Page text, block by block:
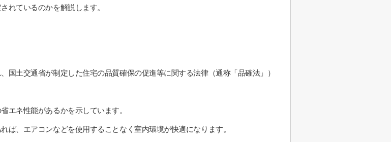
れているのかを解説します。
国土交通省が制定した住宅の品質確保の促進等に関する法律（通称「品確法」）
エネ性能があるかを示しています。
ば、エアコンなどを使用することなく室内環境が快適になります。